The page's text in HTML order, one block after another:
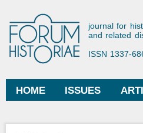
Forum
journal for
and related
ISSN 1337-
Main menu
HOME ISSUES